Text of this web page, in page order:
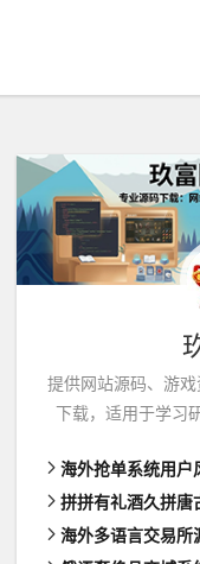
提供网站源码、游
下载，适用于学习
海外抢单系统用户风险
拼拼有礼酒久拼唐古拉优选
海外多语言交易所